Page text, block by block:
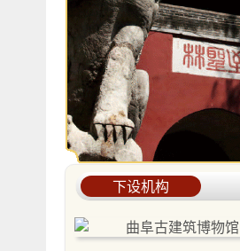
下设机构